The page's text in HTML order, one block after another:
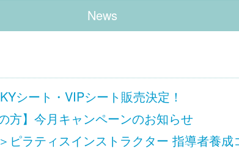
News
シート・VIPシート販売決定！
方】今月キャンペーンのお知らせ
ピラティスインストラクター 指導者養